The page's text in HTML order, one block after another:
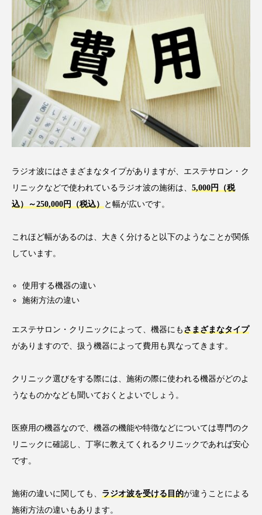
ラジオ波にはさまざまなタイプがありますが、エステサロン・ク
リニックなどで使われているラジオ波の施術は、 5,000円（税
込）～250,000円（税込）
と幅が広いです。
これほど幅があるのは、大きく分けると以下のようなことが関係
しています。
使用する機器の違い
施術方法の違い
エステサロン・クリニックによって、機器にも さまざまなタイプ
がありますので、扱う機器によって費用も異なってきます。
クリニック選びをする際には、施術の際に使われる機器がどのよ
うなものかなども聞いておくとよいでしょう。
医療用の機器なので、機器の機能や特徴などについては専門のク
リニックに確認し、丁寧に教えてくれるクリニックであれば安心
です。
施術の違いに関しても、 ラジオ波を受ける目的が違うことによる
施術方法の違いもあります。